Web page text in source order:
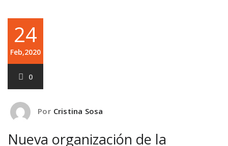
24
Feb,2020
0
Por Cristina Sosa
Nueva organización de la